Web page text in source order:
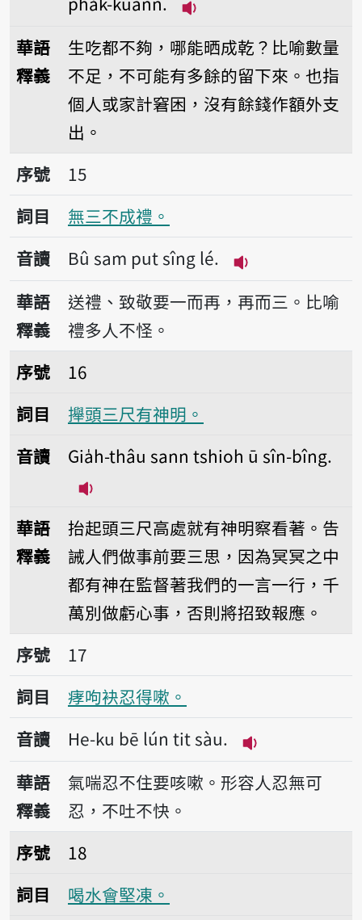
華語
釋義
生吃都不夠，哪能晒成乾？比喻數量
不足，不可能有多餘的留下來。也指
個人或家計窘困，沒有餘錢作額外支
出。
序號15無三不成禮。
序號
15
詞目
無三不成禮。
音讀
Bû sam put sîng lé.
播放音讀Bû
華語
釋義
送禮、致敬要一而再，再而三。比喻
禮多人不怪。
序號16攑頭三尺有神明。
序號
16
詞目
攑頭三尺有神明。
音讀
Gia̍h-thâu sann tshioh ū sîn-bîng.
華語
釋義
抬起頭三尺高處就有神明察看著。告
誡人們做事前要三思，因為冥冥之中
都有神在監督著我們的一言一行，千
萬別做虧心事，否則將招致報應。
序號17痚呴袂忍得嗽。
序號
17
詞目
痚呴袂忍得嗽。
音讀
He-ku bē lún tit sàu.
播放音讀He-
華語
釋義
氣喘忍不住要咳嗽。形容人忍無可
忍，不吐不快。
序號18喝水會堅凍。
序號
18
詞目
喝水會堅凍。